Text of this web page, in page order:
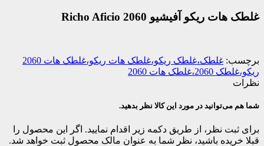
غلطک هات ریکو آفیشیو 2060 Richo Aficio
برچسب:
غلطک،غلطک ریکو،غلطک هات ریکو،غلطک هات 2060
ریکو،غلطک 2060،غلطک هات 2060
نظرات
شما هم می‌توانید در مورد این کالا نظر بدهید.
برای ثبت نظر، از طریق دکمه زیر اقدام نمایید. اگر این محصول را
قبلا خریده باشید، نظر شما به عنوان مالک محصول ثبت خواهد شد.